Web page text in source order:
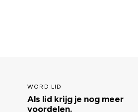
WORD LID
Als lid krijg je nog meer
voordelen.